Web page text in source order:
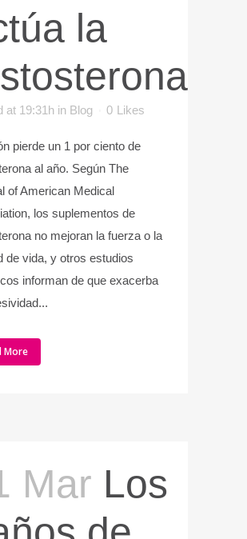
la
at 19:31h in Blog 0 Likes
pierde un 1 por ciento de
al año. Según The
of American Medical
los suplementos de
no mejoran la fuerza o la
de vida, y otros estudios
informan de que exacerba
More
Mar Los